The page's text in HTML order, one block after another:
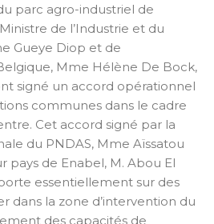
parc agro-industriel de
de l’Industrie et du
Gueye Diop et de
Mme Hélène De Bock,
signé un accord opérationnel
communes dans le cadre
Cet accord signé par la
du PNDAS, Mme Aïssatou
pays de Enabel, M. Abou El
essentiellement sur des
dans la zone d’intervention du
des capacités de